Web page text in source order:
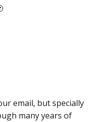
email, but specially
many years of